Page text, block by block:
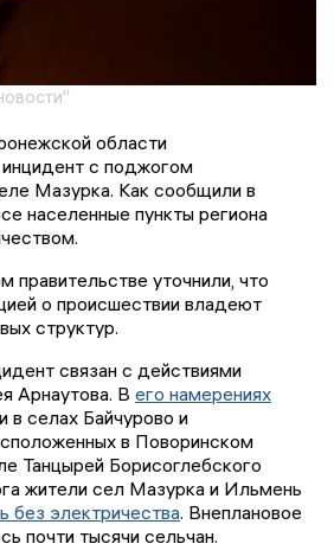
области
с поджогом
Мазурка. Как сообщили в
населенные пункты региона
правительстве уточнили, что
о происшествии владеют
структур.
связан с действиями
Арнаутова. В его намерениях
в селах Байчурово и
в Поворинском
Танцырей Борисоглебского
жители сел Мазурка и Ильмень
без электричества. Внеплановое
почти тысячи сельчан.